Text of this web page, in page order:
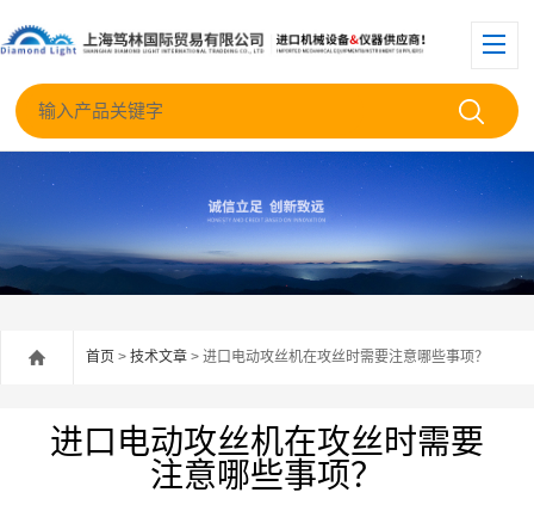
首页 > 技术文章 > 进口电动攻丝机在攻丝时需要注意哪些事项？
进口电动攻丝机在攻丝时需要
注意哪些事项？